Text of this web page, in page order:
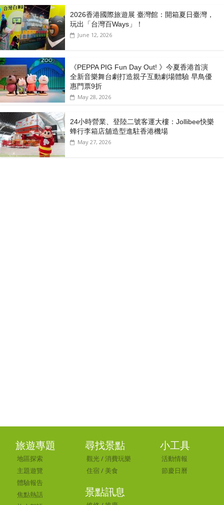
2026香港國際旅遊展 臺灣館：開箱夏日臺灣，
玩出「台灣百Ways」！
June 12, 2026
《PEPPA PIG Fun Day Out! 》今夏香港首演
全新音樂舞台劇打造親子互動劇場體驗 早鳥優
惠門票9折
May 28, 2026
24小時營業、登陸二號客運大樓：Jollibee快樂
蜂行李箱店舖造型進駐香港機場
May 27, 2026
旅遊專題
地區探索
主題遊覽
體驗報告
焦點熱話
尋找景點
觀光 /消費玩樂
住宿 / 美食
景點訊息
小工具
活動情報
節慶日曆